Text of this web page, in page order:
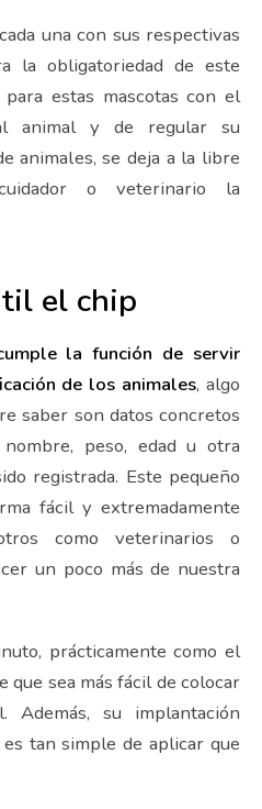
una con sus respectivas
la obligatoriedad de este
estas mascotas con el
animal y de regular su
animales, se deja a la libre
o veterinario la
el chip
la función de servir
de los animales, algo
saber son datos concretos
peso, edad u otra
registrada. Este pequeño
fácil y extremadamente
como veterinarios o
un poco más de nuestra
prácticamente como el
que sea más fácil de colocar
su implantación
tan simple de aplicar que